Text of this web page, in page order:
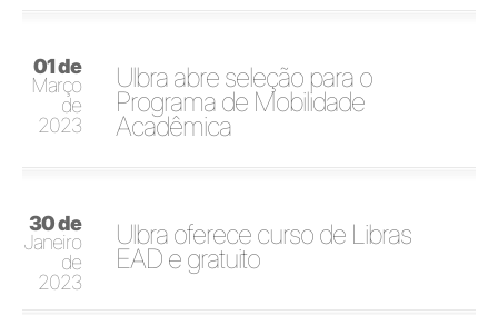
01 de
Março
de
2023
Ulbra abre seleção para o
Programa de Mobilidade
Acadêmica
30 de
Janeiro
de
2023
Ulbra oferece curso de Libras
EAD e gratuito